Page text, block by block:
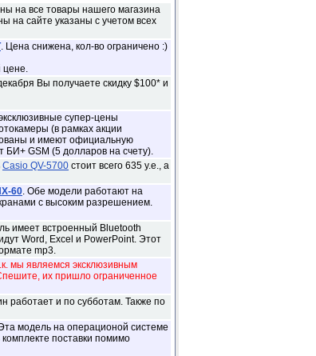
на все товары нашего магазина
на сайте указаны с учетом всех
. Цена снижена, кол-во ограничено :)
цене.
Вы получаете скидку $100* и
супер-цены
(в рамках акции
и имеют официальную
БИ+ GSM (5 долларов на счету).
Casio QV-5700 стоит всего 635 у.е., а
60. Обе модели работают на
с высоким разрешением.
имеет встроенный Bluetooth
Word, Excel и PowerPoint. Этот
mp3.
мы являемся эксклюзивным
их пришло ограниченное
работает и по субботам. Также по
модель на операционой системе
поставки помимо